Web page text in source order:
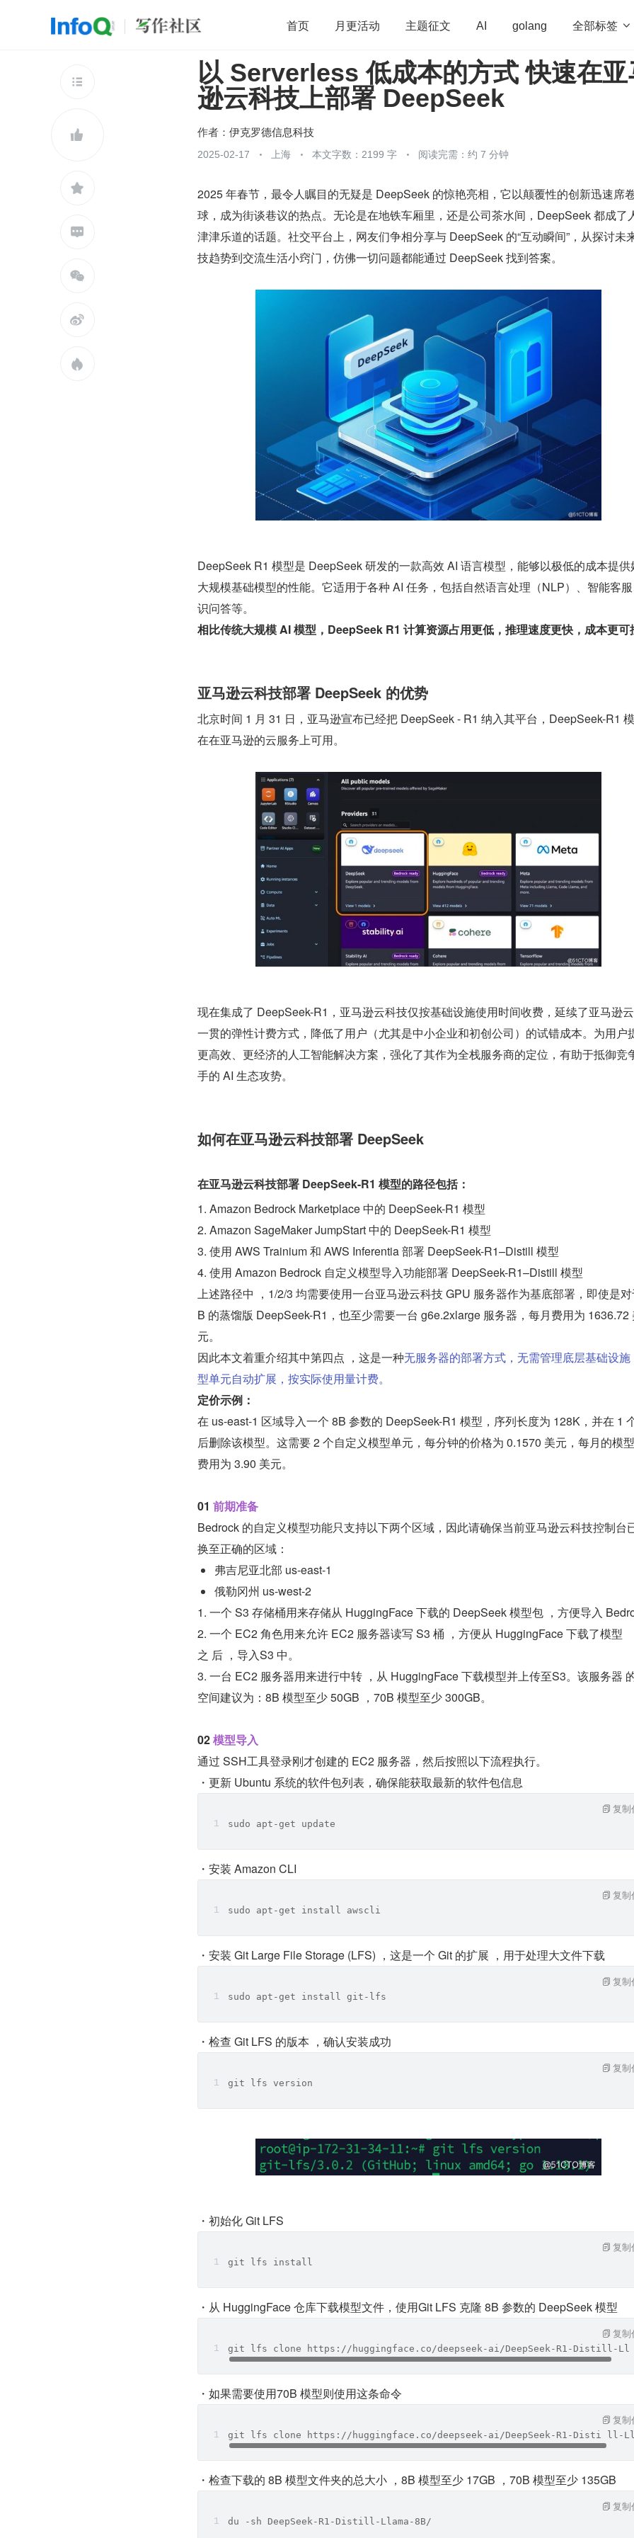
首页 月更活动 主题征文 AI golang 全部标签 
开源 架构 OpenHarmony 算法 学习方法 Web3.0 高
团队管理 程序员 运维 深度思考
查看更多







以 Serverless 低成本的⽅式 快速在亚
逊云科技上部署 DeepSeek
作者： 伊克罗德信息科技
2025-02-17 上海 本文字数：2199 字 阅读完需：约 7 分钟
2025 年春节，最令人瞩目的无疑是 DeepSeek 的惊艳亮相，它以颠覆性的创新迅速席
球，成为街谈巷议的热点。无论是在地铁车厢里，还是公司茶水间，DeepSeek 都成了
津津乐道的话题。社交平台上，网友们争相分享与 DeepSeek 的“互动瞬间”，从探讨未
技趋势到交流生活小窍门，仿佛一切问题都能通过 DeepSeek 找到答案。
​DeepSeek R1 模型是 DeepSeek 研发的一款高效 AI 语言模型，能够以极低的成本提供
大规模基础模型的性能。它适用于各种 AI 任务，包括自然语言处理（NLP）、智能客
识问答等。
相比传统大规模 AI 模型，DeepSeek R1 计算资源占用更低，推理速度更快，成本更可
亚马逊云科技部署 DeepSeek 的优势
北京时间 1 月 31 日，亚马逊宣布已经把 DeepSeek - R1 纳入其平台，DeepSeek-R1
在在亚马逊的云服务上可用。
现在集成了 DeepSeek-R1，亚马逊云科技仅按基础设施使用时间收费，延续了亚马逊
一贯的弹性计费方式，降低了用户（尤其是中小企业和初创公司）的试错成本。为用户
更高效、更经济的人工智能解决方案，强化了其作为全栈服务商的定位，有助于抵御竞
手的 AI 生态攻势。
如何在亚马逊云科技部署 DeepSeek
在亚马逊云科技部署 DeepSeek-R1 模型的路径包括：
1. Amazon Bedrock Marketplace 中的 DeepSeek-R1 模型
2. Amazon SageMaker JumpStart 中的 DeepSeek-R1 模型
3. 使⽤ AWS Trainium 和 AWS Inferentia 部署 DeepSeek-R1–Distill 模型
4. 使⽤ Amazon Bedrock ⾃定义模型导⼊功能部署 DeepSeek-R1–Distill 模型
上述路径中 ，1/2/3 均需要使⽤⼀台亚马逊云科技 GPU 服务器作为基底部署，即使是
B 的蒸馏版 DeepSeek-R1，也⾄少需要⼀台 g6e.2xlarge 服务器，每⽉费⽤为 1636.72
元。
因此本⽂着重介绍其中第四点 ，这是⼀种⽆服务器的部署⽅式，⽆需管理底层基础设施
型单元⾃动扩展，按实际使⽤量计费。
定价⽰例：
在 us-east-1 区域导⼊⼀个 8B 参数的 DeepSeek-R1 模型，序列⻓度为 128K，并在 1
后删除该模型。这需要 2 个⾃定义模型单元，每分钟的价格为 0.1570 美元，每⽉的模
费⽤为 3.90 美元。
01 前期准备
Bedrock 的⾃定义模型功能只⽀持以下两个区域，因此请确保当前亚马逊云科技控制台
换⾄正确的区域：
弗吉尼亚北部 us-east-1
俄勒冈州 us-west-2
1. ⼀个 S3 存储桶⽤来存储从 HuggingFace 下载的 DeepSeek 模型包 ，⽅便导⼊
2. ⼀个 EC2 角⾊⽤来允许 EC2 服务器读写 S3 桶 ，⽅便从 HuggingFace 下载了模型
之 后 ，导⼊S3 中。
3. ⼀台 EC2 服务器⽤来进⾏中转 ，从 HuggingFace 下载模型并上传⾄S3。该服务器
空间建议为：8B 模型⾄少 50GB ，70B 模型⾄少 300GB。
02 模型导入
通过 SSH⼯具登录刚才创建的 EC2 服务器，然后按照以下流程执⾏。
・更新 Ubuntu 系统的软件包列表，确保能获取最新的软件包信息
sudo apt-get update
复制
・安装 Amazon CLI
sudo apt-get install awscli
复制
・安装 Git Large File Storage (LFS) ，这是⼀个 Git 的扩展 ，⽤于处理⼤⽂件下载
sudo apt-get install git-lfs
复制
・检查 Git LFS 的版本 ，确认安装成功
git lfs version
复制
・初始化 Git LFS
git lfs install
复制
・从 HuggingFace 仓库下载模型⽂件，使⽤Git LFS 克隆 8B 参数的 DeepSeek 模型
git lfs clone https://huggingface.co/deepseek-ai/DeepSeek-R1-Distill-Ll
复制
・如果需要使⽤70B 模型则使⽤这条命令
git lfs clone https://huggingface.co/deepseek-ai/DeepSeek-R1-Disti ll-
复制
・检查下载的 8B 模型⽂件夹的总⼤⼩ ，8B 模型⾄少 17GB ，70B 模型⾄少 135GB
du -sh DeepSeek-R1-Distill-Llama-8B/
复制